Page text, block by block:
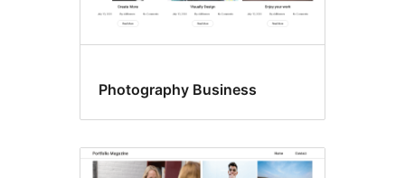
Photography Business